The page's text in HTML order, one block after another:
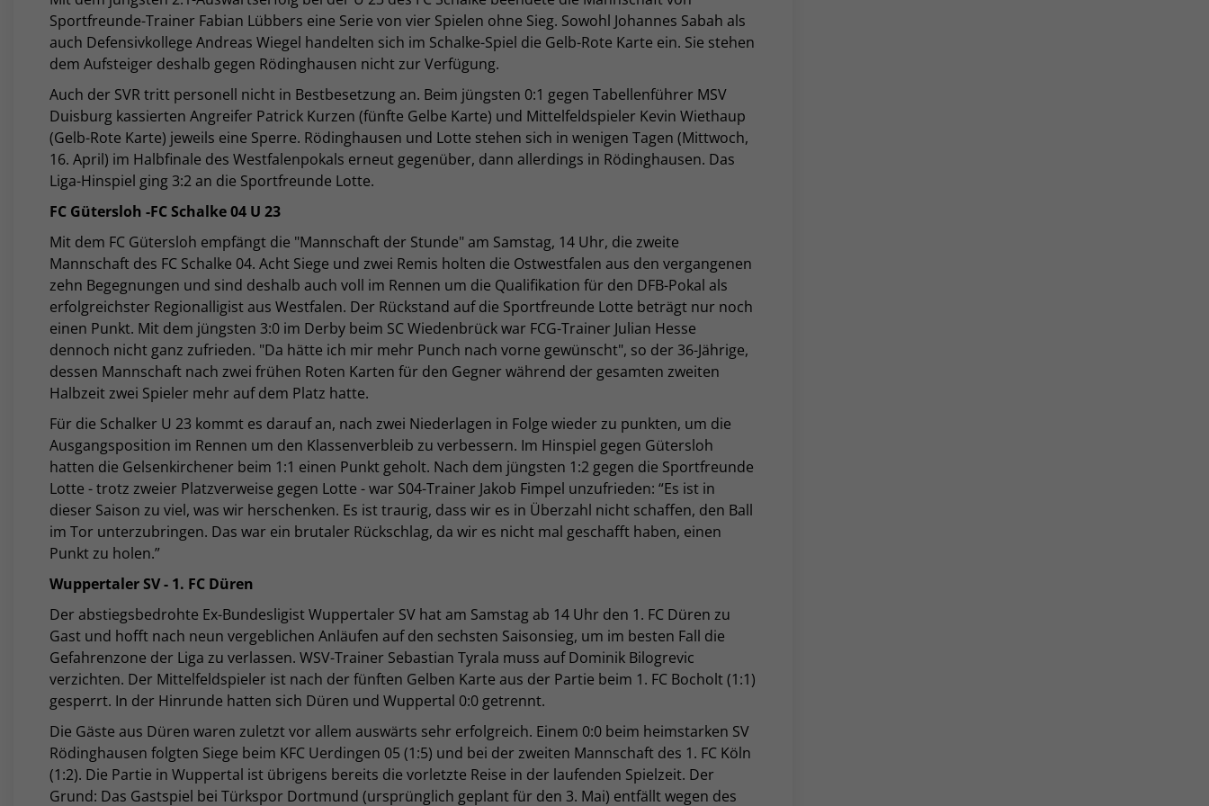
Sportfreunde-Trainer Fabian Lübbers eine Serie von vier Spielen ohne Sieg. Sowohl Johannes Sabah als
auch Defensivkollege Andreas Wiegel handelten sich im Schalke-Spiel die Gelb-Rote Karte ein. Sie stehen
dem Aufsteiger deshalb gegen Rödinghausen nicht zur Verfügung.
Auch der SVR tritt personell nicht in Bestbesetzung an. Beim jüngsten 0:1 gegen Tabellenführer MSV
Duisburg kassierten Angreifer Patrick Kurzen (fünfte Gelbe Karte) und Mittelfeldspieler Kevin Wiethaup
(Gelb-Rote Karte) jeweils eine Sperre. Rödinghausen und Lotte stehen sich in wenigen Tagen (Mittwoch,
16. April) im Halbfinale des Westfalenpokals erneut gegenüber, dann allerdings in Rödinghausen. Das
Liga-Hinspiel ging 3:2 an die Sportfreunde Lotte.
FC Gütersloh -FC Schalke 04 U 23
Mit dem FC Gütersloh empfängt die "Mannschaft der Stunde" am Samstag, 14 Uhr, die zweite
Mannschaft des FC Schalke 04. Acht Siege und zwei Remis holten die Ostwestfalen aus den vergangenen
zehn Begegnungen und sind deshalb auch voll im Rennen um die Qualifikation für den DFB-Pokal als
erfolgreichster Regionalligist aus Westfalen. Der Rückstand auf die Sportfreunde Lotte beträgt nur noch
einen Punkt. Mit dem jüngsten 3:0 im Derby beim SC Wiedenbrück war FCG-Trainer Julian Hesse
dennoch nicht ganz zufrieden. "Da hätte ich mir mehr Punch nach vorne gewünscht", so der 36-Jährige,
dessen Mannschaft nach zwei frühen Roten Karten für den Gegner während der gesamten zweiten
Halbzeit zwei Spieler mehr auf dem Platz hatte.
Für die Schalker U 23 kommt es darauf an, nach zwei Niederlagen in Folge wieder zu punkten, um die
Ausgangsposition im Rennen um den Klassenverbleib zu verbessern. Im Hinspiel gegen Gütersloh
hatten die Gelsenkirchener beim 1:1 einen Punkt geholt. Nach dem jüngsten 1:2 gegen die Sportfreunde
Lotte - trotz zweier Platzverweise gegen Lotte - war S04-Trainer Jakob Fimpel unzufrieden: “Es ist in
dieser Saison zu viel, was wir herschenken. Es ist traurig, dass wir es in Überzahl nicht schaffen, den Ball
im Tor unterzubringen. Das war ein brutaler Rückschlag, da wir es nicht mal geschafft haben, einen
Punkt zu holen.”
Wuppertaler SV - 1. FC Düren
Der abstiegsbedrohte Ex-Bundesligist Wuppertaler SV hat am Samstag ab 14 Uhr den 1. FC Düren zu
Gast und hofft nach neun vergeblichen Anläufen auf den sechsten Saisonsieg, um im besten Fall die
Gefahrenzone der Liga zu verlassen. WSV-Trainer Sebastian Tyrala muss auf Dominik Bilogrevic
verzichten. Der Mittelfeldspieler ist nach der fünften Gelben Karte aus der Partie beim 1. FC Bocholt (1:1)
gesperrt. In der Hinrunde hatten sich Düren und Wuppertal 0:0 getrennt.
Die Gäste aus Düren waren zuletzt vor allem auswärts sehr erfolgreich. Einem 0:0 beim heimstarken SV
Rödinghausen folgten Siege beim KFC Uerdingen 05 (1:5) und bei der zweiten Mannschaft des 1. FC Köln
(1:2). Die Partie in Wuppertal ist übrigens bereits die vorletzte Reise in der laufenden Spielzeit. Der
Grund: Das Gastspiel bei Türkspor Dortmund (ursprünglich geplant für den 3. Mai) entfällt wegen des